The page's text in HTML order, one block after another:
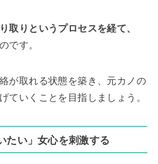
取りというプロセスを経て、
です。
が取れる状態を築き、元カノの
ていくことを目指しましょう。
たい」女心を刺激する